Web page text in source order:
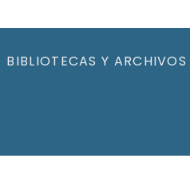
BIBLIOTECAS Y ARCHIVOS